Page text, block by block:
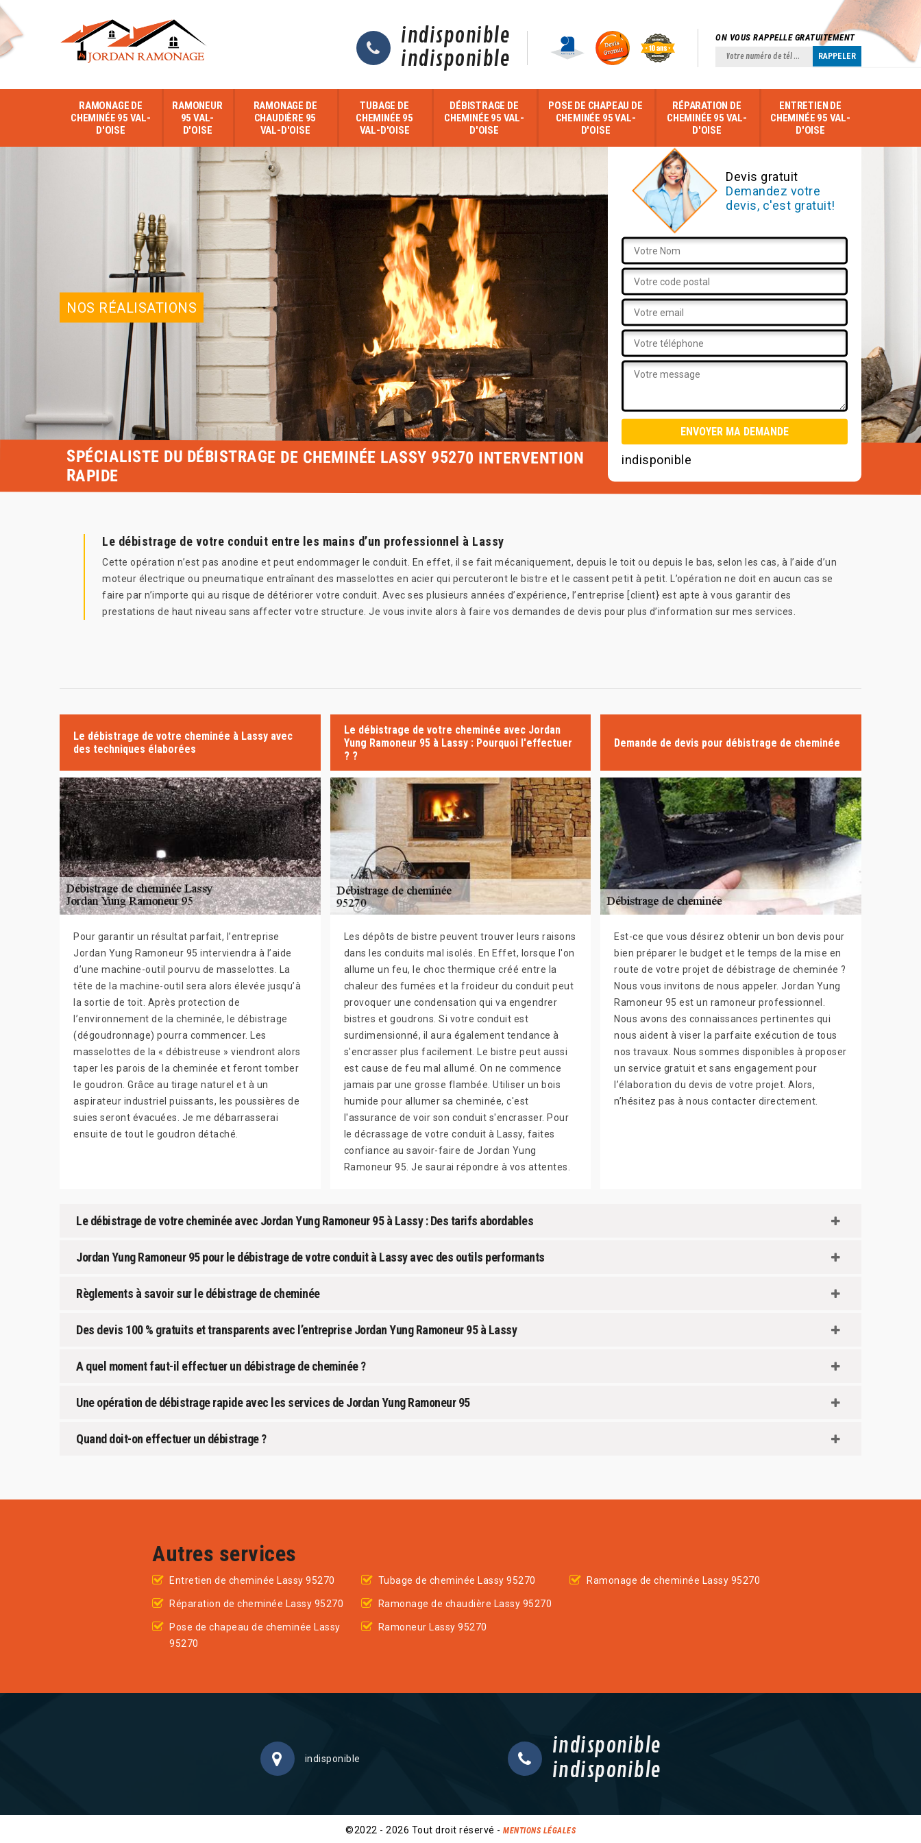
indisponible
indisponible
ON VOUS RAPPELLE GRATUITEMENT
RAMONAGE DE
CHEMINÉE 95 VAL-
D'OISE
RAMONEUR
95 VAL-
D'OISE
RAMONAGE DE
CHAUDIÈRE 95
VAL-D'OISE
TUBAGE DE
CHEMINÉE 95
VAL-D'OISE
DÉBISTRAGE DE
CHEMINÉE 95 VAL-
D'OISE
POSE DE CHAPEAU DE
CHEMINÉE 95 VAL-
D'OISE
RÉPARATION DE
CHEMINÉE 95 VAL-
D'OISE
ENTRETIEN DE
CHEMINÉE 95 VAL-
D'OISE
NOS RÉALISATIONS
Devis gratuit
Demandez votre
devis, c'est gratuit!
indisponible
SPÉCIALISTE DU DÉBISTRAGE DE CHEMINÉE LASSY 95270 INTERVENTION
RAPIDE
Le débistrage de votre conduit entre les mains d’un professionnel à Lassy
Cette opération n’est pas anodine et peut endommager le conduit. En effet, il se fait mécaniquement, depuis le toit ou depuis le bas, selon les cas, à l’aide d’un
moteur électrique ou pneumatique entraînant des masselottes en acier qui percuteront le bistre et le cassent petit à petit. L’opération ne doit en aucun cas se
faire par n’importe qui au risque de détériorer votre conduit. Avec ses plusieurs années d’expérience, l’entreprise [client} est apte à vous garantir des
prestations de haut niveau sans affecter votre structure. Je vous invite alors à faire vos demandes de devis pour plus d’information sur mes services.
Le débistrage de votre cheminée à Lassy avec
des techniques élaborées
Pour garantir un résultat parfait, l’entreprise
Jordan Yung Ramoneur 95 interviendra à l’aide
d’une machine-outil pourvu de masselottes. La
tête de la machine-outil sera alors élevée jusqu’à
la sortie de toit. Après protection de
l’environnement de la cheminée, le débistrage
(dégoudronnage) pourra commencer. Les
masselottes de la « débistreuse » viendront alors
taper les parois de la cheminée et feront tomber
le goudron. Grâce au tirage naturel et à un
aspirateur industriel puissants, les poussières de
suies seront évacuées. Je me débarrasserai
ensuite de tout le goudron détaché.
Le débistrage de votre cheminée avec Jordan
Yung Ramoneur 95 à Lassy : Pourquoi l'effectuer
? ?
Les dépôts de bistre peuvent trouver leurs raisons
dans les conduits mal isolés. En Effet, lorsque l'on
allume un feu, le choc thermique créé entre la
chaleur des fumées et la froideur du conduit peut
provoquer une condensation qui va engendrer
bistres et goudrons. Si votre conduit est
surdimensionné, il aura également tendance à
s'encrasser plus facilement. Le bistre peut aussi
est cause de feu mal allumé. On ne commence
jamais par une grosse flambée. Utiliser un bois
humide pour allumer sa cheminée, c'est
l'assurance de voir son conduit s'encrasser. Pour
le décrassage de votre conduit à Lassy, faites
confiance au savoir-faire de Jordan Yung
Ramoneur 95. Je saurai répondre à vos attentes.
Demande de devis pour débistrage de cheminée
Est-ce que vous désirez obtenir un bon devis pour
bien préparer le budget et le temps de la mise en
route de votre projet de débistrage de cheminée ?
Nous vous invitons de nous appeler. Jordan Yung
Ramoneur 95 est un ramoneur professionnel.
Nous avons des connaissances pertinentes qui
nous aident à viser la parfaite exécution de tous
nos travaux. Nous sommes disponibles à proposer
un service gratuit et sans engagement pour
l’élaboration du devis de votre projet. Alors,
n’hésitez pas à nous contacter directement.
Le débistrage de votre cheminée avec Jordan Yung Ramoneur 95 à Lassy : Des tarifs abordables
Jordan Yung Ramoneur 95 pour le débistrage de votre conduit à Lassy avec des outils performants
Règlements à savoir sur le débistrage de cheminée
Des devis 100 % gratuits et transparents avec l’entreprise Jordan Yung Ramoneur 95 à Lassy
A quel moment faut-il effectuer un débistrage de cheminée ?
Une opération de débistrage rapide avec les services de Jordan Yung Ramoneur 95
Quand doit-on effectuer un débistrage ?
Autres services
Entretien de cheminée Lassy 95270
Réparation de cheminée Lassy 95270
Pose de chapeau de cheminée Lassy
95270
Tubage de cheminée Lassy 95270
Ramonage de chaudière Lassy 95270
Ramoneur Lassy 95270
Ramonage de cheminée Lassy 95270
indisponible
indisponible
indisponible
©2022 - 2026 Tout droit réservé - MENTIONS LÉGALES